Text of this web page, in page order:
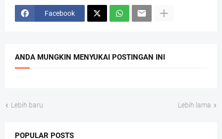
Facebook
ANDA MUNGKIN MENYUKAI POSTINGAN INI
Lebih baru Lebih lama
POPULAR POSTS